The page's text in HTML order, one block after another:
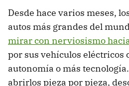
Desde hace varios meses,
autos más grandes del
mirar con nerviosismo
por sus vehículos eléctricos
autonomía o más
abrirlos pieza por pieza,